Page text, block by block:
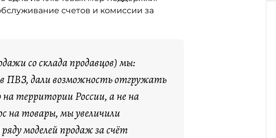
счетов и комиссии за
со склада продавцов) мы:
ПВЗ, дали возможность отгружать
территории России, а не на
на товары, мы увеличили
моделей продаж за счёт